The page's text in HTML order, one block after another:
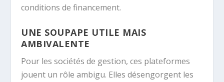
conditions de financement.
UNE SOUPAPE UTILE MAIS
AMBIVALENTE
Pour les sociétés de gestion, ces plateformes
jouent un rôle ambigu. Elles désengorgent les